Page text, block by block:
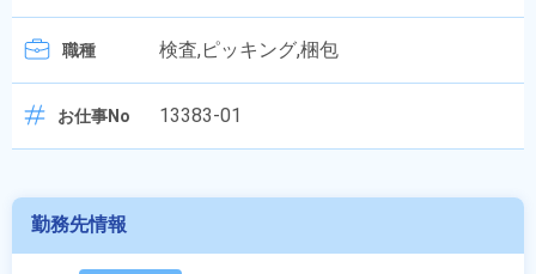
職種 検査,ピッキング,梱包
お仕事No 13383-01
勤務先情報